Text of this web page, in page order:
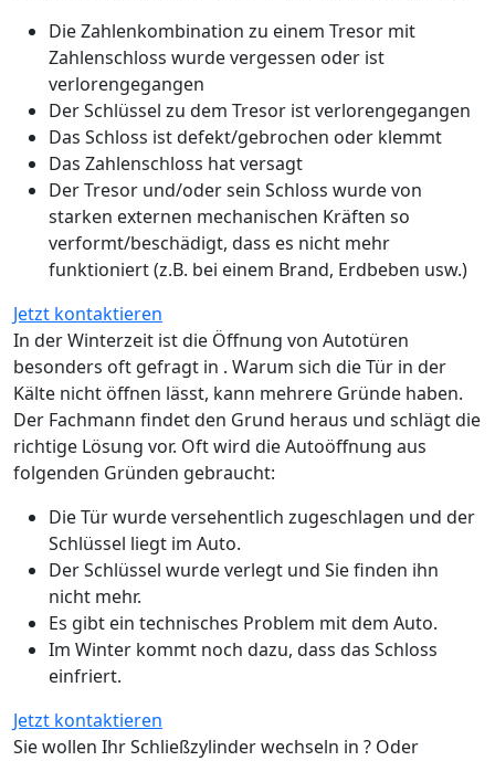
Die Zahlenkombination zu einem Tresor mit
Zahlenschloss wurde vergessen oder ist
verlorengegangen
Der Schlüssel zu dem Tresor ist verlorengegangen
Das Schloss ist defekt/gebrochen oder klemmt
Das Zahlenschloss hat versagt
Der Tresor und/oder sein Schloss wurde von
starken externen mechanischen Kräften so
verformt/beschädigt, dass es nicht mehr
funktioniert (z.B. bei einem Brand, Erdbeben usw.)
Jetzt kontaktieren
In der Winterzeit ist die Öffnung von Autotüren
besonders oft gefragt in . Warum sich die Tür in der
Kälte nicht öffnen lässt, kann mehrere Gründe haben.
Der Fachmann findet den Grund heraus und schlägt die
richtige Lösung vor. Oft wird die Autoöffnung aus
folgenden Gründen gebraucht:
Die Tür wurde versehentlich zugeschlagen und der
Schlüssel liegt im Auto.
Der Schlüssel wurde verlegt und Sie finden ihn
nicht mehr.
Es gibt ein technisches Problem mit dem Auto.
Im Winter kommt noch dazu, dass das Schloss
einfriert.
Jetzt kontaktieren
Sie wollen Ihr Schließzylinder wechseln in ? Oder